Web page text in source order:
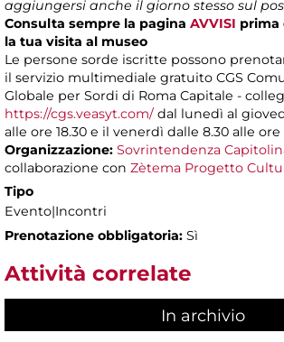
aggiungersi anche il giorno stesso sul
Consulta sempre la pagina AVVISI prima
la tua visita al museo
Le persone sorde iscritte possono
il servizio multimediale gratuito CGS
Globale per Sordi di Roma Capitale -
https://cgs.veasyt.com/dal lunedì al
alle ore 18.30 e il venerdì dalle 8.30 alle ore
Organizzazione: Sovrintendenza
collaborazione con Zètema Progetto
Tipo
Evento|Incontri
Prenotazione obbligatoria: Sì
Attività correlate
In archivio